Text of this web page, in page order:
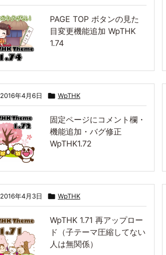
PAGE TOP ボタンの見た
目変更機能追加 WpTHK
1.74
2016年4月6日  WpTHK
固定ページにコメント欄・
機能追加・バグ修正
WpTHK1.72
2016年4月3日  WpTHK
WpTHK 1.71 再アップロー
ド（子テーマ圧縮してない
人は無関係）